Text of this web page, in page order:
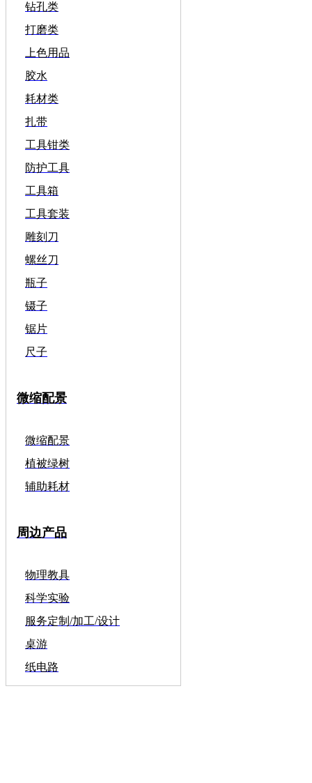
钻孔类
打磨类
上色用品
胶水
耗材类
扎带
工具钳类
防护工具
工具箱
工具套装
雕刻刀
螺丝刀
瓶子
镊子
锯片
尺子
微缩配景
微缩配景
植被绿树
辅助耗材
周边产品
物理教具
科学实验
服务定制/加工/设计
桌游
纸电路